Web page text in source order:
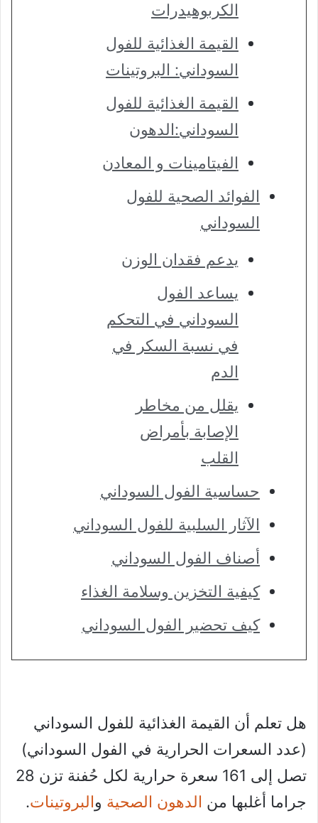
الكربوهيدرات
القيمة الغذائية للفول
السوداني: البروتينات
القيمة الغذائية للفول
السوداني:الدهون
الفيتامينات و المعادن
الفوائد الصحية للفول
السوداني
يدعم فقدان الوزن
يساعد الفول
السوداني في التحكم
في نسبة السكر في
الدم
يقلل من مخاطر
الإصابة بأمراض
القلب
حساسية الفول السوداني
الآثار السلبية للفول السوداني
أصناف الفول السوداني
كيفية التخزين وسلامة الغذاء
كيف تحضير الفول السوداني
هل تعلم أن القيمة الغذائية للفول السوداني
(عدد السعرات الحرارية في الفول السوداني)
تصل إلى 161 سعرة حرارية لكل حُفنة تزن 28
جراما أغلبها من الدهون الصحية والبروتينات.